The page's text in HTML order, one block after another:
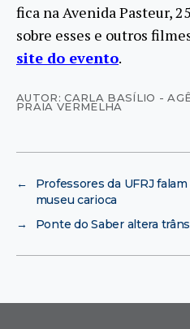
fica na Avenida Pasteur,
sobre esses e outros
site do evento.
AUTOR: CARLA BASÍLIO -
PRAIA VERMELHA
←
Professores da UFRJ
museu carioca
→
Ponte do Saber altera